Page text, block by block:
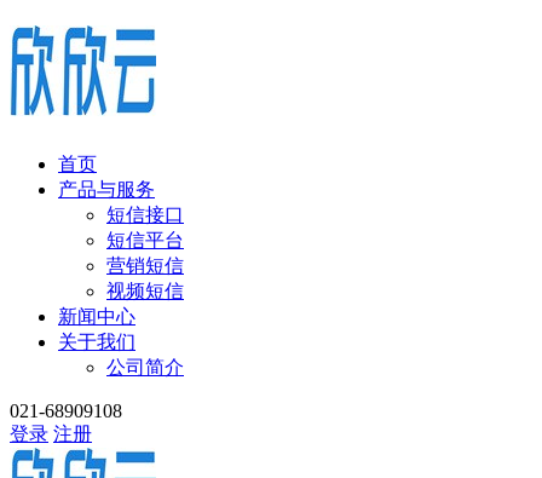
首页
产品与服务
短信接口
短信平台
营销短信
视频短信
新闻中心
关于我们
公司简介
021-68909108
登录 注册